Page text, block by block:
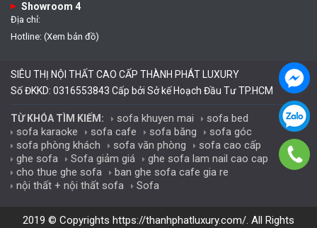
Showroom 4
Địa chỉ:
Hotline: (Xem bản đồ)
SIÊU THỊ NỘI THẤT CAO CẤP THÀNH PHÁT LUXURY
Số ĐKKD: 0316553843 Cấp bởi Sở kế Hoạch Đầu Tư TP.HCM
TỪ KHÓA TÌM KIẾM: sofa khuyen mai
sofa bed
sofa karaoke
sofa cafe sofa băng
sofa góc
sofa phòng khách
sofa văn phòng
sofa cao cấp
ghe sofa
Sofa giảm giá
ghe sofa lam nail cao cap
cho thue ghe sofa
ban ghe sofa cafe gia re
nội thất + nội thất sofa
Sofa
2019 © Copyrights https://thanhphatluxury.com/. All Rights